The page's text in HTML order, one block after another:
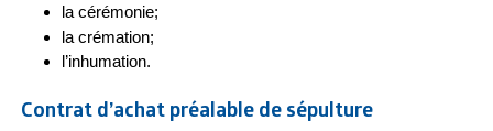
la cérémonie;
la crémation;
l’inhumation.
Contrat d’achat préalable de sépulture